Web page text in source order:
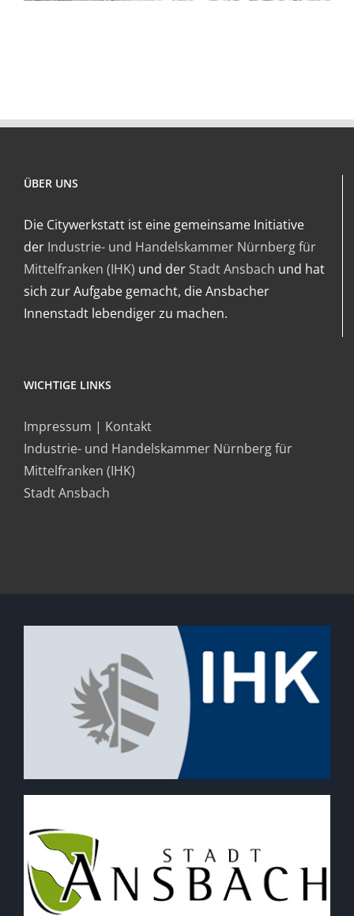
ÜBER UNS
Die Citywerkstatt ist eine gemeinsame Initiative
der Industrie- und Handelskammer Nürnberg für
Mittelfranken (IHK) und der Stadt Ansbach und hat
sich zur Aufgabe gemacht, die Ansbacher
Innenstadt lebendiger zu machen.
WICHTIGE LINKS
Impressum | Kontakt
Industrie- und Handelskammer Nürnberg für
Mittelfranken (IHK)
Stadt Ansbach